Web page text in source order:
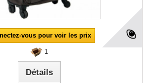
vous pour voir les prix
1
Détails